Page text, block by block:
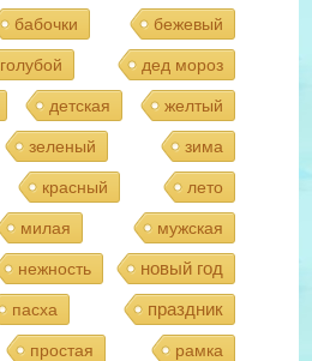
бабочки бежевый
голубой дед мороз
детская желтый
зеленый зима
красный лето
милая мужская
нежность новый год
пасха
праздник
простая рамка